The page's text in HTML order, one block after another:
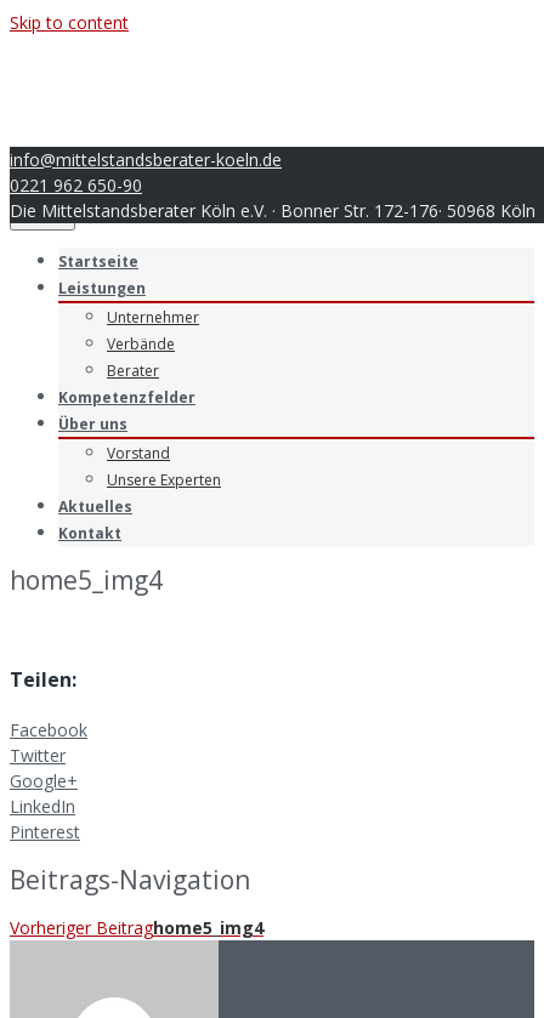
Skip to content
info@mittelstandsberater-koeln.de
0221 962 650-90
Die Mittelstandsberater Köln e.V. · Bonner Str. 172-176· 50968 Köln
Menu
Startseite
Leistungen
Unternehmer
Verbände
Berater
Kompetenzfelder
Über uns
Vorstand
Unsere Experten
Aktuelles
Kontakt
home5_img4
Teilen:
Facebook
Twitter
Google+
LinkedIn
Pinterest
Beitrags-Navigation
Vorheriger Beitraghome5_img4